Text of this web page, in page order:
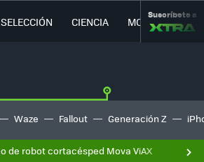
CIENCIA MOVILIDAD
Suscríbete a
Waze Fallout Generación Z
de robot cortacésped Mova ViAX